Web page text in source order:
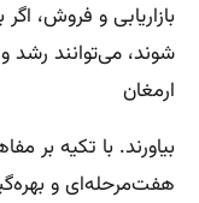
بازاریابی و فروش،
شوند، می‌توانند رشد
ارمغان
بیاورند. با تکیه بر
هفت‌مرحله‌ای و